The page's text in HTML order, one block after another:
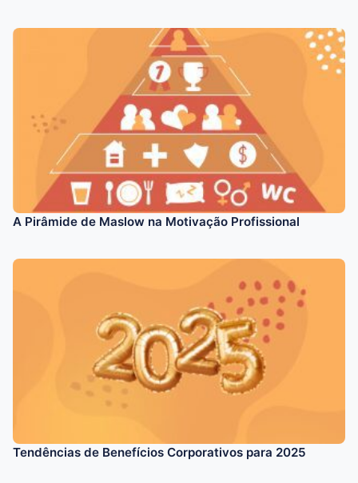
A Pirâmide de Maslow na Motivação Profissional
Tendências de Benefícios Corporativos para 2025